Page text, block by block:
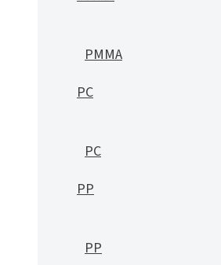
PMMA
PC
PC
PP
PP